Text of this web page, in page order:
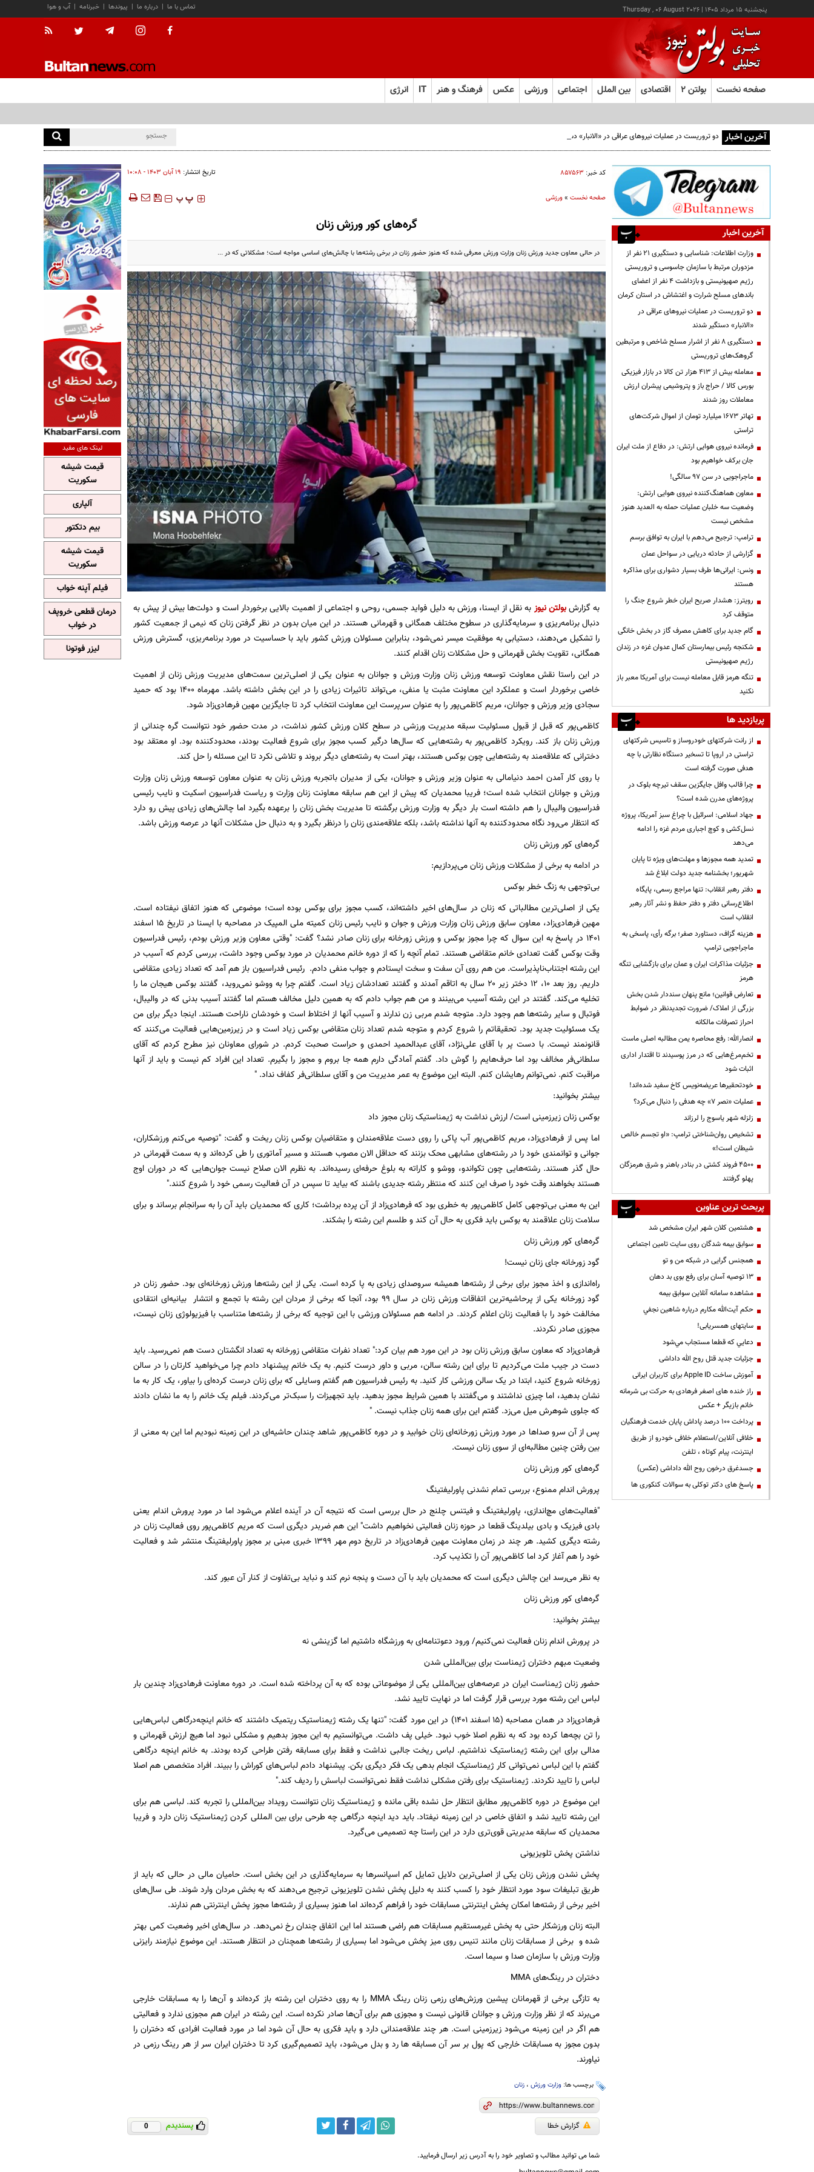
پنجشنبه ۱۵ مرداد ۱۴۰۵ |
Thursday , 06 August 2026 آب و هوا | خبرنامه | پیوندها | درباره ما | تماس با ما
صفحه نخست بولتن ۲ اقتصادی بین الملل اجتماعی ورزشی عکس فرهنگ و هنر IT انرژی
آخرین اخبار دو تروریست در عملیات نیروهای عراقی در «الانبار» دستگیر شدند
کد خبر: ۸۵۷۵۶۳ تاریخ انتشار: ۱۹ آبان ۱۴۰۳ - ۱۰:۰۸
صفحه نخست»ورزشی ‍‍‍ پ پ
گره‌های کور ورزش زنان
در حالی معاون جدید ورزش زنان وزارت ورزش معرفی شده که هنوز حضور زنان در برخی‌ رشته‌ها با چالش‌های اساسی مواجه است؛ مشکلاتی که در ...
به گزارشبولتن نیوز به نقل از ایسنا، ورزش به دلیل فواید جسمی، روحی و اجتماعی از اهمیت بالایی برخوردار است و دولت‌ها بیش از پیش به
دنبال برنامه‌ریزی و سرمایه‌گذاری در سطوح مختلف همگانی و قهرمانی هستند. در این میان بدون در نظر گرفتن زنان که نیمی از جمعیت کشور
را تشکیل می‌دهند، دستیابی به موفقیت میسر نمی‌شود، بنابراین مسئولان ورزش کشور باید با حساسیت در مورد برنامه‌ریزی، گسترش ورزش
همگانی، تقویت بخش قهرمانی و حل مشکلات زنان اقدام کنند.
در این راستا نقش معاونت توسعه ورزش زنان وزارت ورزش و جوانان به عنوان یکی از اصلی‌ترین سمت‌های مدیریت ورزش زنان از اهمیت
خاصی برخوردار است و عملکرد این معاونت مثبت یا منفی، می‌تواند تاثیرات زیادی را در این بخش داشته باشد. مهرماه ۱۴۰۰ بود که حمید
سجادی وزیر ورزش و جوانان، مریم کاظمی‌پور را به عنوان سرپرست این معاونت انتخاب کرد تا جایگزین مهین فرهادی‌زاد شود.
کاظمی‌پور که قبل از قبول مسئولیت سبقه مدیریت ورزشی در سطح کلان ورزش کشور نداشت، در مدت حضور خود نتوانست گره چندانی از
ورزش زنان باز کند. رویکرد کاظمی‌پور به رشته‌هایی که سال‌ها درگیر کسب مجوز برای شروع فعالیت بودند، محدودکننده بود. او معتقد بود
دخترانی که علاقه‌مند به رشته‌هایی چون بوکس هستند، بهتر است به رشته‌های دیگر بروند و تلاشی نکرد تا این مسئله را حل کند.
با روی کار آمدن احمد دنیامالی به عنوان وزیر ورزش و جوانان، یکی از مدیران باتجربه ورزش زنان به عنوان معاون توسعه ورزش زنان وزارت
ورزش و جوانان انتخاب شده است؛ فریبا محمدیان که پیش از این هم سابقه معاونت زنان وزارت و ریاست فدراسیون اسکیت و نایب رئیسی
فدراسیون والیبال را هم داشته است بار دیگر به وزارت ورزش برگشته تا مدیریت بخش زنان را برعهده بگیرد اما چالش‌های زیادی پیش رو دارد
که انتظار می‌رود نگاه محدودکننده به آنها نداشته باشد، بلکه علاقه‌مندی زنان را درنظر بگیرد و به دنبال حل مشکلات آنها در عرصه ورزش باشد.
گره‌های کور ورزش زنان
در ادامه به برخی از مشکلات ورزش زنان می‌پردازیم:
بی‌توجهی به زنگ خطر بوکس
یکی از اصلی‌ترین مطالباتی که زنان در سال‌های اخیر داشته‌اند، کسب مجوز برای بوکس بوده است؛ موضوعی که هنوز اتفاق نیفتاده است.
مهین فرهادی‌زاد، معاون سابق ورزش زنان وزارت ورزش و جوان و نایب رئیس زنان کمیته ملی المپیک در مصاحبه با ایسنا در تاریخ ۱۵ اسفند
۱۴۰۱ در پاسخ به این سوال که چرا مجوز بوکس و ورزش زورخانه برای زنان صادر نشد؟ گفت: "وقتی معاون وزیر ورزش بودم، رئیس فدراسیون
وقت بوکس گفت تعدادی خانم متقاضی هستند. تمام آنچه را که از دوره خانم محمدیان در مورد بوکس وجود داشت، بررسی کردم که آسیب در
این رشته اجتناب‌ناپذیراست. من هم روی آن سفت و سخت ایستادم و جواب منفی دادم. رئیس فدراسیون باز هم آمد که تعداد زیادی متقاضی
داریم. روز بعد ۱۰، ۱۲ دختر زیر ۲۰ سال به اتاقم آمدند و گفتند تعدادشان زیاد است. گفتم چرا به ووشو نمی‌روید، گفتند بوکس هیجان ما را
تخلیه می‌کند. گفتند در این رشته آسیب می‌بینند و من هم جواب دادم که به همین دلیل مخالف هستم اما گفتند آسیب بدنی که در والیبال،
فوتبال و سایر رشته‌ها هم وجود دارد. متوجه شدم مربی زن ندارند و آسیب آنها از اختلاط است و خودشان ناراحت هستند. اینجا دیگر برای من
یک مسئولیت جدید بود. تحقیقاتم را شروع کردم و متوجه شدم تعداد زنان متقاضی بوکس زیاد است و در زیرزمین‌هایی فعالیت می‌کنند که
قانونمند نیست. با دست پر با آقای علی‌نژاد، آقای عبدالحمید احمدی و حراست صحبت کردم. در شورای معاونان نیز مطرح کردم که آقای
سلطانی‌فر مخالف بود اما حرف‌هایم را گوش داد. گفتم آمادگی دارم همه جا بروم و مجوز را بگیرم. تعداد این افراد کم نیست و باید از آنها
مراقبت کنم. نمی‌توانم رهایشان کنم. البته این موضوع به عمر مدیریت من و آقای سلطانی‌فر کفاف نداد. "
بیشتر بخوانید:
بوکس زنان زیرزمینی است/ ارزش نداشت به ژیمناستیک‌ زنان مجوز داد
اما پس از فرهادی‌زاد، مریم کاظمی‌پور آب پاکی را روی دست علاقه‌مندان و متقاضیان بوکس زنان ریخت و گفت: "توصیه می‌کنم ورزشکاران،
جوانی و توانمندی خود را در رشته‌های مشابهی محک بزنند که حداقل الان مصوب هستند و مسیر آماتوری را طی کرده‌اند و به سمت قهرمانی در
حال گذر هستند. رشته‌هایی چون تکواندو، ووشو و کاراته به بلوغ حرفه‌ای رسیده‌اند. به نظرم الان صلاح نیست جوان‌هایی که در دوران اوج
هستند بخواهند وقت خود را صرف این کنند که منتظر رشته جدیدی باشند که بیاید تا سپس در آن فعالیت رسمی خود را شروع کنند."
این به معنی بی‌توجهی کامل کاظمی‌پور به خطری بود که فرهادی‌زاد از آن پرده برداشت؛ کاری که محمدیان باید آن را به سرانجام برساند و برای
سلامت زنان علاقمند به بوکس باید فکری به حال آن کند و طلسم این رشته را بشکند.
گره‌های کور ورزش زنان
گود زورخانه جای زنان نیست!
راه‌اندازی و اخذ مجوز برای برخی از رشته‌ها همیشه سروصدای زیادی به پا کرده است. یکی از این رشته‌ها ورزش زورخانه‌ای بود. حضور زنان در
گود زورخانه یکی از پرحاشیه‌ترین اتفاقات ورزش زنان در سال ۹۹ بود، ‌آنجا که برخی از مردان این رشته با تجمع و انتشار بیانیه‌ای انتقادی
مخالفت خود را با فعالیت زنان اعلام کردند. در ادامه هم مسئولان ورزشی با این توجیه که برخی از رشته‌ها متناسب با فیزیولوژی زنان نیست،
مجوزی صادر نکردند.
فرهادی‌زاد که معاون سابق ورزش زنان بود در این مورد هم بیان کرد:" تعداد نفرات متقاضی زورخانه به تعداد انگشتان دست هم نمی‌رسید. باید
دست در جیب ملت می‌کردیم تا برای این رشته سالن، مربی و داور درست کنیم. به یک خانم پیشنهاد دادم چرا می‌خواهید کارتان را در سالن
زورخانه شروع کنید، ابتدا در یک سالن ورزشی کار کنید. به رئیس فدراسیون هم گفتم وسایلی که برای زنان درست کرده‌ای را بیاور، یک کار به ما
نشان بدهید، اما چیزی نداشتند و می‌گفتند با همین شرایط مجوز بدهید. باید تجهیزات را سبک‌تر می‌کردند. فیلم یک خانم را به ما نشان دادند
که جلوی شوهرش میل می‌زد. گفتم این برای همه زنان جذاب نیست. "
پس از آن سرو صداها در مورد ورزش زورخانه‌ای زنان خوابید و در دوره کاظمی‌پور شاهد چندان حاشیه‌ای در این زمینه نبودیم اما این به معنی از
بین رفتن چنین مطالبه‌ای از سوی زنان نیست.
گره‌های کور ورزش زنان
پرورش اندام ممنوع، بررسی تمام نشدنی پاورلیفتینگ
"فعالیت‌های مچ‌اندازی، پاورلیفتینگ و فیتنس چلنج در حال بررسی است که نتیجه آن در آینده اعلام می‌شود اما در مورد پرورش اندام یعنی
بادی فیزیک و بادی بیلدینگ قطعا در حوزه زنان فعالیتی نخواهیم داشت" این هم ضربدر دیگری است که مریم کاظمی‌پور روی فعالیت زنان در
رشته دیگری کشید. هر چند در زمان معاونت مهین فرهادی‌زاد در تاریخ دوم مهر ۱۳۹۹ خبری مبنی بر مجوز پاورلیفتینگ منتشر شد و فعالیت
خود را هم آغاز کرد اما کاظمی‌پور آن را تکذیب کرد.
به نظر می‌رسد این چالش دیگری است که محمدیان باید با آن دست و پنجه نرم کند و نباید بی‌تفاوت از کنار آن عبور کند.
گره‌های کور ورزش زنان
بیشتر بخوانید:
در پرورش اندام زنان فعالیت نمی‌کنیم/ ورود دعوتنامه‌ای به ورزشگاه داشتیم اما گزینشی نه
وضعیت مبهم دختران ژیمناست برای بین‌المللی شدن
حضور زنان ژیمناست ایران در عرصه‌های بین‌المللی یکی از موضوعاتی بوده که به آن پرداخته شده است. در دوره معاونت فرهادی‌زاد چندین بار
لباس این رشته مورد بررسی قرار گرفت اما در نهایت تایید نشد.
فرهادی‌زاد در همان مصاحبه (۱۵ اسفند ۱۴۰۱) در این مورد گفت: "تنها یک رشته ژیمناستیک ریتمیک داشتند که خانم اینچه‌درگاهی لباس‌هایی
را تن بچه‌ها کرده بود که به نظرم اصلا خوب نبود. خیلی پف داشت. می‌توانستیم به این مجوز بدهیم و مشکلی نبود اما هیچ ارزش قهرمانی و
مدالی برای این رشته ژیمناستیک نداشتیم. لباس ریخت جالبی نداشت و فقط برای مسابقه رفتن طراحی کرده بودند. به خانم اینچه درگاهی
گفتم با این لباس نمی‌توانی کار ژیمناستیک انجام بدهی یک فکر دیگری بکن. پیشنهاد دادم لباس‌های کوراش را ببیند. افراد متخصص هم اصلا
لباس را تایید نکردند. ژیمناستیک برای رفتن مشکلی نداشت فقط نمی‌توانست لباسش را ردیف کند."
این موضوع در دوره کاظمی‌پور مطابق انتظار حل نشده باقی مانده و ژیمناستیک زنان نتوانست رویداد بین‌المللی را تجربه کند. لباسی هم برای
این رشته تایید نشد و اتفاق خاصی در این زمینه نیفتاد. باید دید اینچه درگاهی چه طرحی برای بین المللی کردن ژیمناستیک زنان دارد و فریبا
محمدیان که سابقه مدیریتی قوی‌تری دارد در این راستا چه تصمیمی می‌گیرد.
نداشتن پخش تلویزیونی
پخش نشدن ورزش زنان یکی از اصلی‌ترین دلایل تمایل کم اسپانسرها به سرمایه‌گذاری در این بخش است. حامیان مالی در حالی که باید از
طریق تبلیغات سود مورد انتظار خود را کسب کنند به دلیل پخش نشدن تلویزیونی ترجیح می‌دهند که به بخش مردان وارد شوند. طی سال‌های
اخیر برخی از رشته‌ها امکان پخش اینترنتی مسابقات خود را فراهم کرده‌اند اما هنوز بسیاری از رشته‌ها مجوز پخش اینترنتی هم ندارند.
البته زنان ورزشکار حتی به پخش غیرمستقیم مسابقات هم راضی هستند اما این اتفاق چندان رخ نمی‌دهد. در سال‌های اخیر وضعیت کمی بهتر
شده و برخی از مسابقات زنان مانند تنیس روی میز پخش می‌شود اما بسیاری از رشته‌ها همچنان در انتظار هستند. این موضوع نیازمند رایزنی
وزارت ورزش با سازمان صدا و سیما است.
دختران در رینگ‌های MMA
به تازگی برخی از قهرمانان پیشین ورزش‌های رزمی زنان رینگ MMA را به روی دختران این رشته باز کرده‌اند و آن‌ها را به مسابقات خارجی
می‌برند که از نظر وزارت ورزش و جوانان قانونی نیست و مجوزی هم برای آن‌ها صادر نکرده است. این رشته در ایران هم مجوزی ندارد و فعالیتی
هم اگر در این زمینه می‌شود زیرزمینی است. هر چند علاقه‌مندانی دارد و باید فکری به حال آن شود اما در مورد فعالیت افرادی که دختران را
بدون مجوز به مسابقات خارجی که پول بر سر آن مسابقه ها رد و بدل می‌شود، باید تصمیم‌گیری کرد تا دختران ایران سر از هر رینگ رزمی در
نیاورند.
برچسب ها: وزارت ورزش، زنان
گزارش خطا پسندیدم 0
شما می توانید مطالب و تصاویر خود را به آدرس زیر ارسال فرمایید.
آخرین اخبار
وزارت اطلاعات: شناسایی و دستگیری ۲۱ نفر از
مزدوران مرتبط با سازمان جاسوسی و تروریستی
رژیم صهیونیستی و بازداشت ۴ نفر از اعضای
باندهای مسلح شرارت و اغتشاش در استان کرمان
دو تروریست در عملیات نیروهای عراقی در
«الانبار» دستگیر شدند
دستگیری ۸ نفر از اشرار مسلح شاخص و مرتبطین
گروهک‌های تروریستی
معامله بیش از ۴۱۳ هزار تن کالا در بازار فیزیکی
بورس کالا / حراج باز و پتروشیمی پیشران ارزش
معاملات روز شدند
تهاتر ۱۶۷۳ میلیارد تومان از اموال شرکت‌های
تراستی
فرمانده نیروی هوایی ارتش: در دفاع از ملت ایران
جان برکف خواهیم بود
ماجراجویی در سن ۹۷ سالگی!
معاون هماهنگ‌کننده نیروی هوایی ارتش:
وضعیت سه خلبان عملیات حمله به العدید هنوز
مشخص نیست
ترامپ: ترجیح می‌دهم با ایران به توافق برسم
گزارشی از حادثه دریایی در سواحل عمان
ونس: ایرانی‌ها طرف بسیار دشواری برای مذاکره
هستند
رویترز: هشدار صریح ایران خطر شروع جنگ را
متوقف کرد
گام جدید برای کاهش مصرف گاز در بخش خانگی
شکنجه رئیس بیمارستان کمال عدوان غزه در زندان
رژیم صهیونیستی
تنگه هرمز قابل معامله نیست برای آمریکا معبر باز
نکنید
پربازدید ها
از رانت‌ شرکتهای خودروساز و تاسیس شرکتهای
تراستی در اروپا تا تسخیر دستگاه نظارتی با چه
هدفی صورت گرفته است
چرا قالب وافل جایگزین سقف تیرچه بلوک در
پروژه‌های مدرن شده است؟
جهاد اسلامی: اسرائیل با چراغ سبز آمریکا، پروژه
نسل‌کشی و کوچ اجباری مردم غزه را ادامه
می‌دهد
تمدید همه مجوزها و مهلت‌های ویژه تا پایان
شهریور؛ بخشنامه جدید دولت ابلاغ شد
دفتر رهبر انقلاب: تنها مراجع رسمی، پایگاه
اطلاع‌رسانی دفتر و دفتر حفظ و نشر آثار رهبر
انقلاب است
هزینه گزاف، دستاورد صفر؛ برگه رأی، پاسخی به
ماجراجویی ترامپ
جزئیات مذاکرات ایران و عمان برای بازگشایی تنگه
هرمز
تعارض قوانین؛ مانع پنهان سنددار شدن بخش
بزرگی از املاک/ ضرورت تجدیدنظر در ضوابط
احراز تصرفات مالکانه
انصارالله: رفع محاصره یمن مطالبه اصلی ماست
تخم‌مرغ‌هایی که در مرز پوسیدند تا اقتدار اداری
اثبات شود
خودتحقیرها عریضه‌نویس کاخ سفید شده‌اند!
عملیات «نصر ۷» چه هدفی را دنبال می‌کرد؟
زلزله شهر یاسوج را لرزاند
تشخیص روان‌شناختی ترامپ: «او تجسم خالص
شیطان است!»
۴۵۰۰ فروند کشتی در بنادر باهنر و شرق هرمزگان
پهلو گرفتند
پربحث ترین عناوین
هشتمین کلان شهر ایران مشخص شد
سوابق بیمه شدگان روی سایت تامین اجتماعی
همجنس گرایی در شبکه من و تو
13 توصیه آسان برای رفع بوی بد دهان
مشاهده سامانه آنلاين سوابق بیمه
حكم آيت‌الله مكارم درباره شاهين نجفي
سایتهای همسریابی!
دعايي كه قطعا مستجاب مي‌شود
جزئیات جدید قتل روح الله داداشی
آموزش ساخت Apple ID برای کاربران ایرانی
راز خنده های اصغر فرهادی به حرکت بی شرمانه
خانم بازیگر + عکس
پرداخت ۱۰۰ درصد پاداش پایان خدمت فرهنگیان
خلافی آنلاین/استعلام خلافی خودرو از طریق
اینترنت، پیام کوتاه ، تلفن
جسدغرق درخون روح الله داداشی (عکس)
پاسخ های دکتر توکلی به سوالات کنکوری ها
لینک های مفید
قیمت شیشه
سکوریت
آلپاری
بیم دتکتور
قیمت شیشه
سکوریت
فیلم آپنه خواب
درمان قطعی خروپف
در خواب
لیزر فوتونا